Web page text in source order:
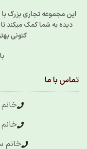
این مجموعه تجاری بزرگ با
دیده به شما کمک میکند تا
کتونی
تماس با ما
خانم
خانم
خانم